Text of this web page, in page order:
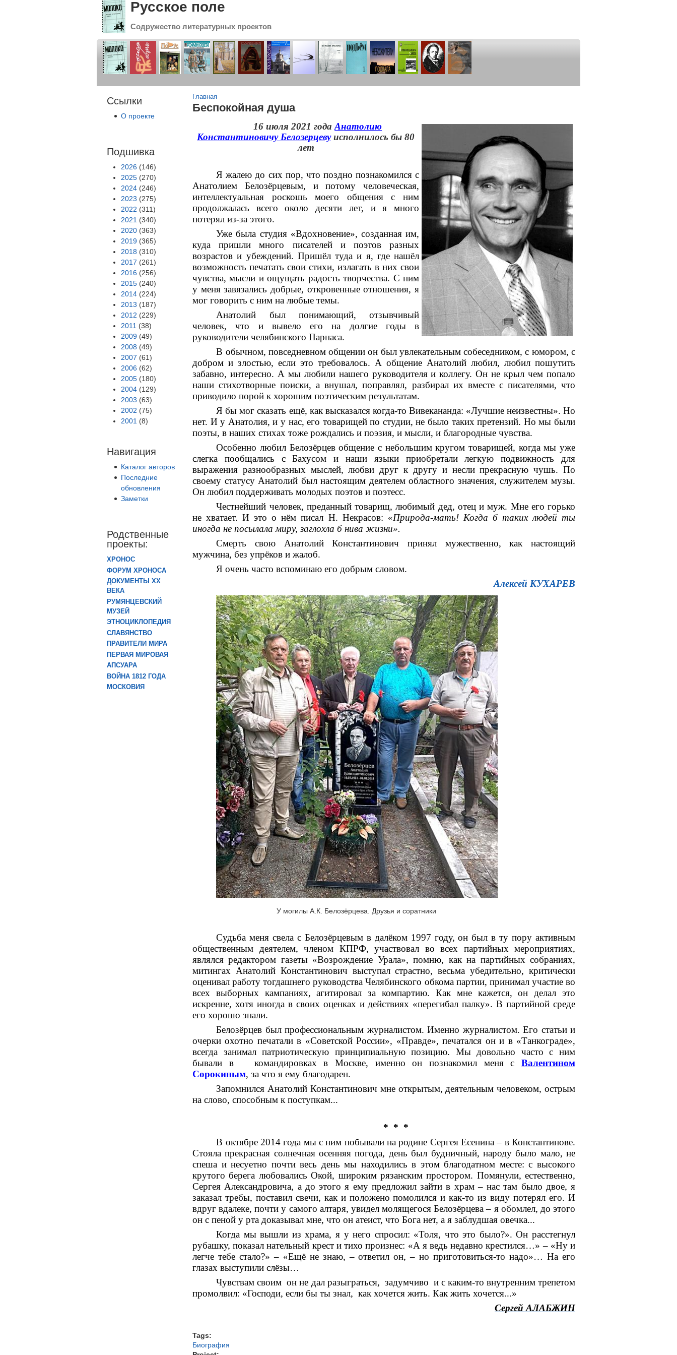
Русское поле
Содружество литературных проектов
Ссылки
О проекте
Подшивка
2026 (146)
2025 (270)
2024 (246)
2023 (275)
2022 (311)
2021 (340)
2020 (363)
2019 (365)
2018 (310)
2017 (261)
2016 (256)
2015 (240)
2014 (224)
2013 (187)
2012 (229)
2011 (38)
2009 (49)
2008 (49)
2007 (61)
2006 (62)
2005 (180)
2004 (129)
2003 (63)
2002 (75)
2001 (8)
Навигация
Каталог авторов
Последние
обновления
Заметки
Родственные
проекты:
ХРОНОС
ФОРУМ ХРОНОСА
ДОКУМЕНТЫ XX
ВЕКА
РУМЯНЦЕВСКИЙ
МУЗЕЙ
ЭТНОЦИКЛОПЕДИЯ
СЛАВЯНСТВО
ПРАВИТЕЛИ МИРА
ПЕРВАЯ МИРОВАЯ
АПСУАРА
ВОЙНА 1812 ГОДА
МОСКОВИЯ
Вы здесь
Главная
Беспокойная душа
16июля 2021 годаАнатолию
Константиновичу Белозерцевуисполнилось бы 80
лет
Я жалею до сих пор, что поздно познакомился с
Анатолием Белозёрцевым, и потому человеческая,
интеллектуальная роскошь моего общения с ним
продолжалась всего около десяти лет, и я много
потерял из-за этого.
Уже была студия «Вдохновение», созданная им,
куда пришли много писателей и поэтов разных
возрастов и убеждений. Пришёл туда и я, где нашёл
возможность печатать свои стихи, излагать в них свои
чувства, мысли и ощущать радость творчества. С ним
у меня завязались добрые, откровенные отношения, я
мог говорить с ним на любые темы.
Анатолий был понимающий, отзывчивый
человек, что и вывело его на долгие годы в
руководители челябинского Парнаса.
В обычном, повседневном общении он был увлекательным собеседником, с юмором, с
добром и злостью, если это требовалось. А общение Анатолий любил, любил пошутить
забавно, интересно. А мы любили нашего руководителя и коллегу. Он не крыл чем попало
наши стихотворные поиски, а внушал, поправлял, разбирал их вместе с писателями, что
приводило порой к хорошим поэтическим результатам.
Я бы мог сказать ещё, как высказался когда-то Вивекананда: «Лучшие неизвестны». Но
нет. И у Анатолия, и у нас, его товарищей по студии, не было таких претензий. Но мы были
поэты, в наших стихах тоже рождались и поэзия, и мысли, и благородные чувства.
Особенно любил Белозёрцев общение с небольшим кругом товарищей, когда мы уже
слегка пообщались с Бахусом и наши языки приобретали легкую подвижность для
выражения разнообразных мыслей, любви друг к другу и несли прекрасную чушь. По
своему статусу Анатолий был настоящим деятелем областного значения, служителем музы.
Он любил поддерживать молодых поэтов и поэтесс.
Честнейший человек, преданный товарищ, любимый дед, отец и муж. Мне его горько
не хватает. И это о нём писал Н. Некрасов: «Природа-мать! Когда б таких людей ты
иногда не посылала миру, заглохла б нива жизни».
Смерть свою Анатолий Константинович принял мужественно, как настоящий
мужчина, без упрёков и жалоб.
Я очень часто вспоминаю его добрым словом.
Алексей КУХАРЕВ
У могилы А.К. Белозёрцева. Друзья и соратники
Судьба меня свела с Белозёрцевым в далёком 1997 году, он был в ту пору активным
общественным деятелем, членом КПРФ, участвовал во всех партийных мероприятиях,
являлся редактором газеты «Возрождение Урала», помню, как на партийных собраниях,
митингах Анатолий Константинович выступал страстно, весьма убедительно, критически
оценивал работу тогдашнего руководства Челябинского обкома партии, принимал участие во
всех выборных кампаниях, агитировал за компартию. Как мне кажется, он делал это
искренне, хотя иногда в своих оценках и действиях «перегибал палку». В партийной среде
его хорошо знали.
Белозёрцев был профессиональным журналистом. Именно журналистом. Его статьи и
очерки охотно печатали в «Советской России», «Правде», печатался он и в «Танкограде»,
всегда занимал патриотическую принципиальную позицию. Мы довольно часто с ним
бывали в командировках в Москве, именно он познакомил меня с Валентином
Сорокиным, за что я ему благодарен.
Запомнился Анатолий Константинович мне открытым, деятельным человеком, острым
на слово, способным к поступкам...
* * *
В октябре 2014 года мы с ним побывали на родине Сергея Есенина – в Константинове.
Стояла прекрасная солнечная осенняя погода, день был будничный, народу было мало, не
спеша и несуетно почти весь день мы находились в этом благодатном месте: с высокого
крутого берега любовались Окой, широким рязанским простором. Помянули, естественно,
Сергея Александровича, а до этого я ему предложил зайти в храм – нас там было двое, я
заказал требы, поставил свечи, как и положено помолился и как-то из виду потерял его. И
вдруг вдалеке, почти у самого алтаря, увидел молящегося Белозёрцева – я обомлел, до этого
он с пеной у рта доказывал мне, что он атеист, что Бога нет, а я заблудшая овечка...
Когда мы вышли из храма, я у него спросил: «Толя, что это было?». Он расстегнул
рубашку, показал нательный крест и тихо произнес: «А я ведь недавно крестился…» – «Ну и
легче тебе стало?» – «Ещё не знаю, – ответил он, – но приготовиться-то надо»… На его
глазах выступили слёзы…
Чувствам своим он не дал разыграться, задумчиво и с каким-то внутренним трепетом
промолвил: «Господи, если бы ты знал, как хочется жить. Как жить хочется...»
Сергей АЛАБЖИН
Tags:
Биография